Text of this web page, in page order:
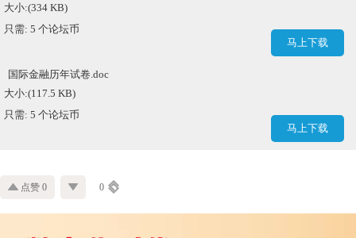
大小:(334 KB)
只需: 5 个论坛币
马上下载
国际金融历年试卷.doc
大小:(117.5 KB)
只需: 5 个论坛币
马上下载
点赞 0 0